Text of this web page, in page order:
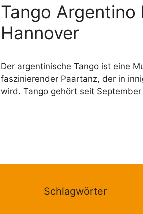
Tango Argentino
Hannover
Der argentinische Tango ist eine
faszinierender Paartanz, der in
wird. Tango gehört seit
Schlagwörter